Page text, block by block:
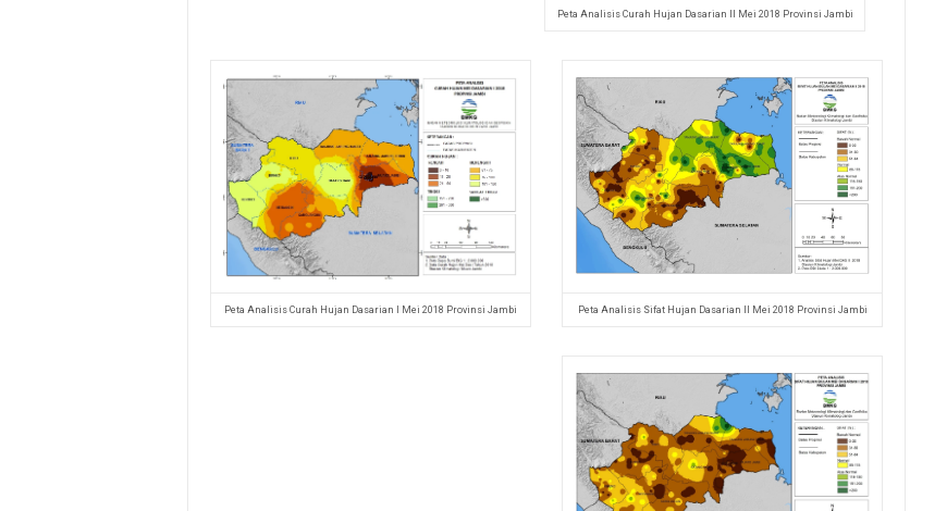
Peta Analisis Curah Hujan Dasarian II Mei 2018 Provinsi Jambi
Peta Analisis Sifat Hujan Dasarian II Mei 2018 Provinsi Jambi
Peta Analisis Curah Hujan Dasarian I Mei 2018 Provinsi Jambi